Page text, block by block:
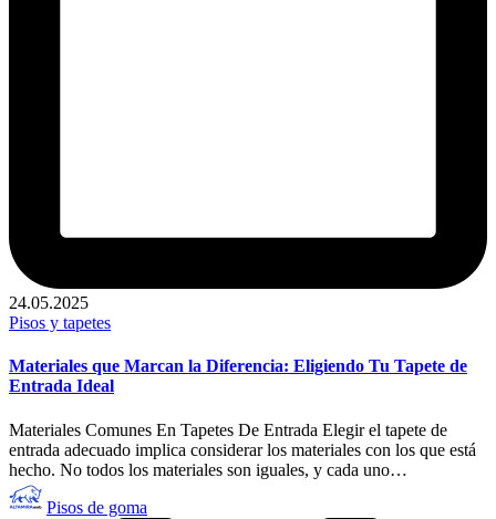
24.05.2025
Publicado
Pisos y tapetes
Materiales que Marcan la Diferencia: Eligiendo Tu Tapete de
Entrada Ideal
Materiales Comunes En Tapetes De Entrada Elegir el tapete de
entrada adecuado implica considerar los materiales con los que está
hecho. No todos los materiales son iguales, y cada uno…
Publicado
por
Pisos de goma